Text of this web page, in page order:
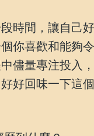
時間，讓自己
你喜歡和能夠
儘量專注投入，
好回味一下這